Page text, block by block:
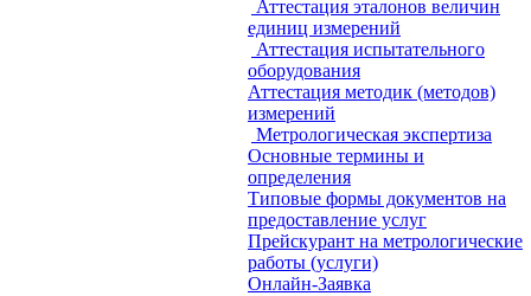
Аттестация эталонов величин
единиц измерений
Аттестация испытательного
оборудования
Аттестация методик (методов)
измерений
Метрологическая экспертиза
Основные термины и
определения
Типовые формы документов на
предоставление услуг
Прейскурант на метрологические
работы (услуги)
Онлайн-Заявка